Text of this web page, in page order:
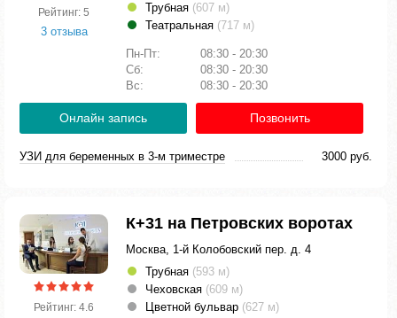
Рейтинг: 5
3 отзыва
Трубная (607 м)
Театральная (717 м)
Пн-Пт:
08:30 - 20:30
Сб:
08:30 - 20:30
Вс:
08:30 - 20:30
Онлайн запись Позвонить
УЗИ для беременных в 3-м триместре 3000 руб.
Рейтинг: 4.6
К+31 на Петровских воротах
Москва, 1-й Колобовский пер. д. 4
Трубная (593 м)
Чеховская (609 м)
Цветной бульвар (627 м)